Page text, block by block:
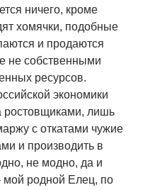
ничего, кроме
хомячки, подобные
и продаются
не собственными
ресурсов.
экономики
ростовщиками, лишь
с откатами чужие
и производить в
не модно, да и
родной Елец, по